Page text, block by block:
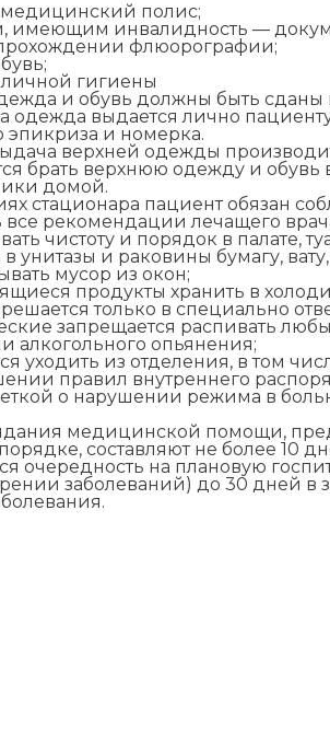
медицинский полис;
имеющим инвалидность —
флюорографии;
гигиены
и обувь должны быть
одежда выдается лично
эпикриза и номерка.
верхней одежды
брать верхнюю одежду и обувь
домой.
стационара пациент обязан
все рекомендации лечащего
чистоту и порядок в палате,
в унитазы и раковины бумагу,
мусор из окон;
продукты хранить в
только в специально
запрещается распивать
алкогольного опьянения;
уходить из отделения, в том
правил внутреннего
о нарушении режима в
медицинской помощи,
составляют не более 10
очередность на плановую
заболеваний) до 30 дней в